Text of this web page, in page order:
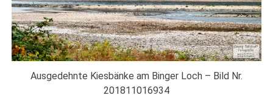
Ausgedehnte Kiesbänke am Binger Loch – Bild Nr.
201811016934